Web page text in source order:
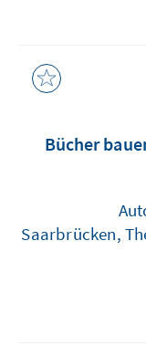
Bücher
Saarbrücken,